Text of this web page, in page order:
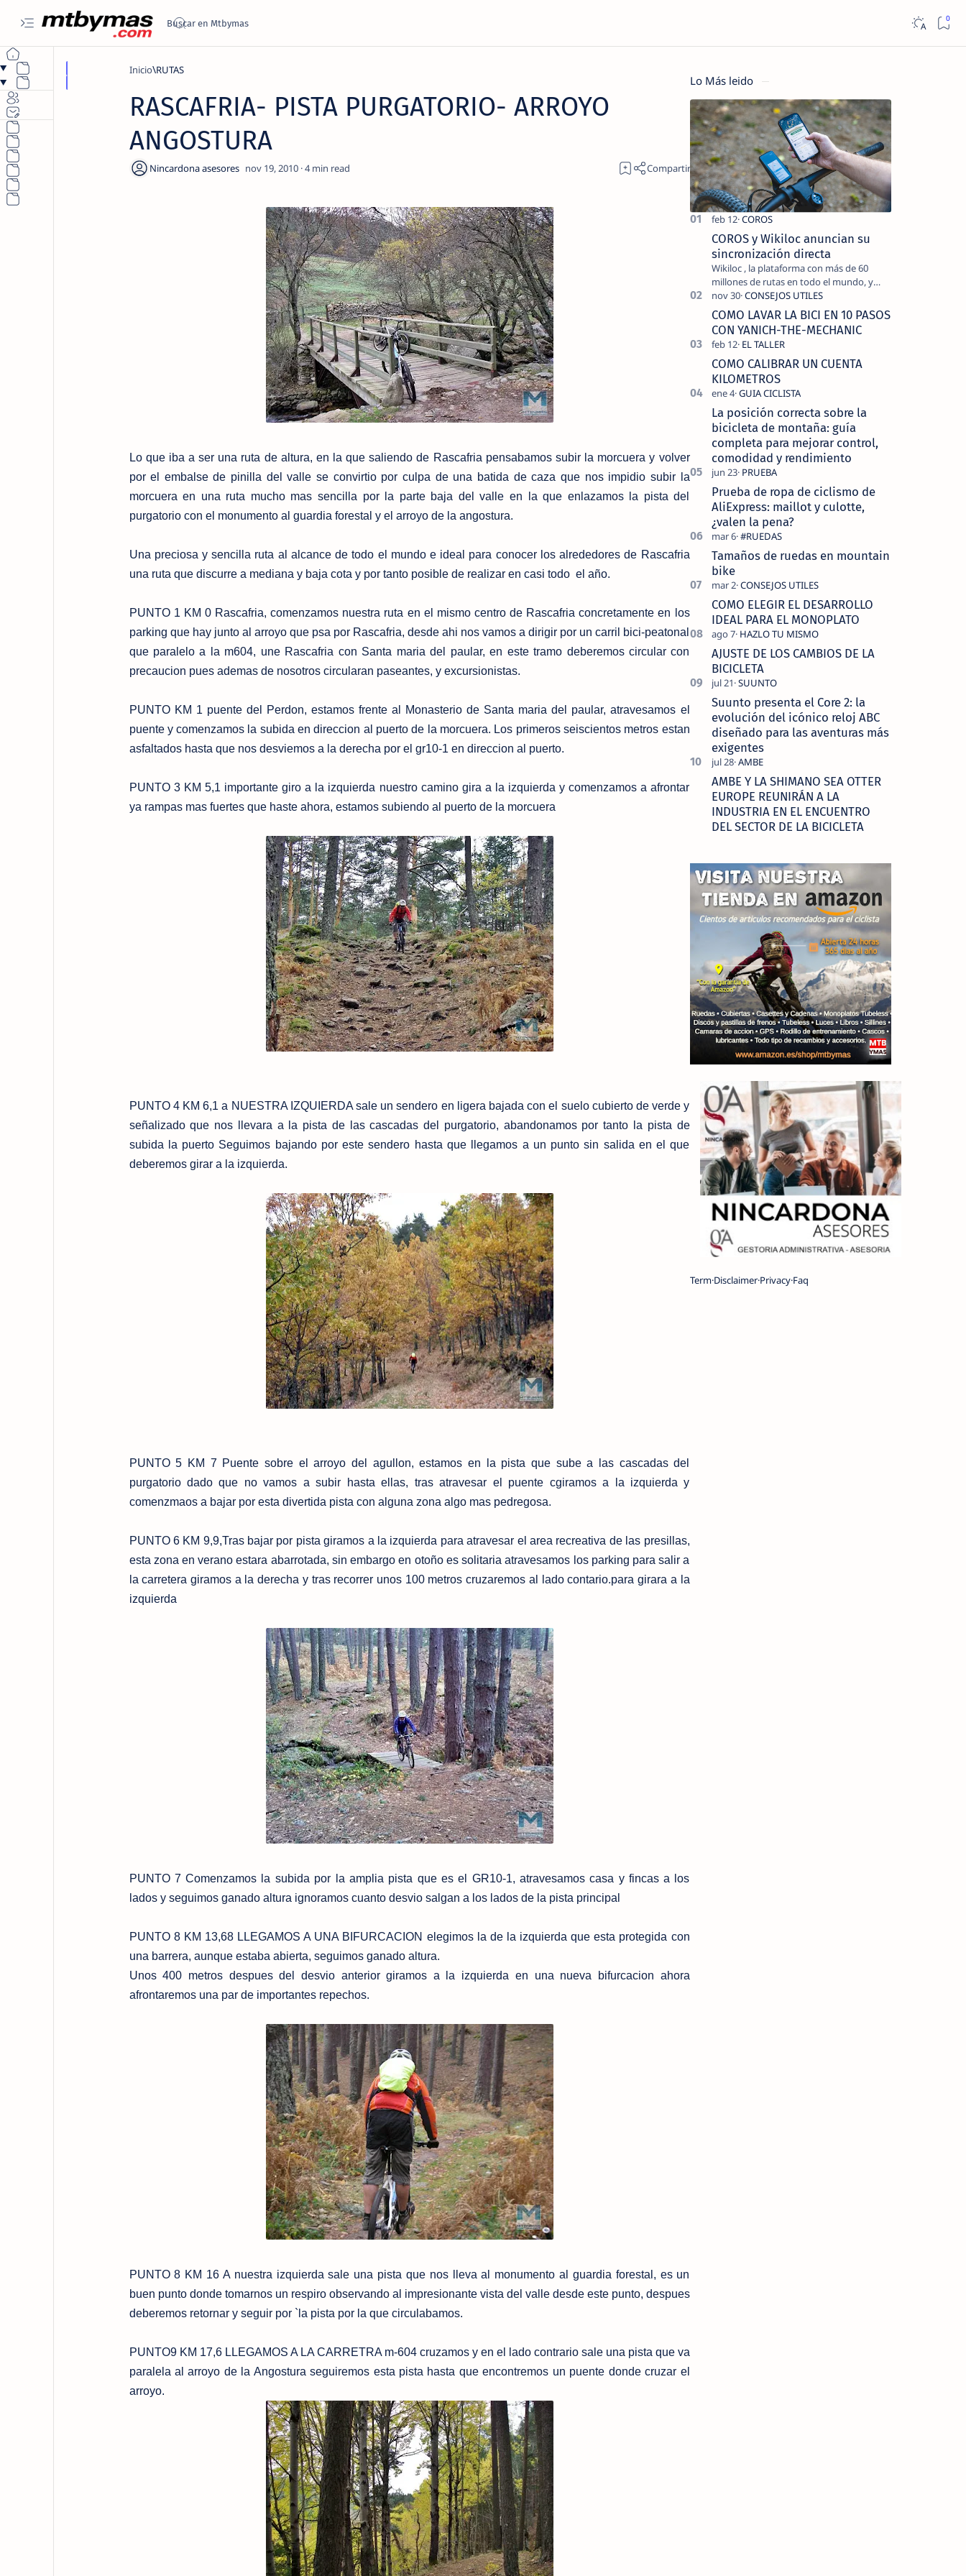
Inicio RUTAS
RASCAFRIA- PISTA PURGATORIO- ARROYO
ANGOSTURA
4
Lo que iba a ser una ruta de altura, en la que saliendo de Rascafria pensabamos subir la morcuera y volver
por el embalse de pinilla del valle se convirtio por culpa de una batida de caza que nos impidio subir la
morcuera en una ruta mucho mas sencilla por la parte baja del valle en la que enlazamos la pista del
purgatorio con el monumento al guardia forestal y el arroyo de la angostura.
Una preciosa y sencilla ruta al alcance de todo el mundo e ideal para conocer los alrededores de Rascafria
una ruta que discurre a mediana y baja cota y por tanto posible de realizar en casi todo el año.
PUNTO 1 KM 0 Rascafria, comenzamos nuestra ruta en el mismo centro de Rascafria concretamente en los
parking que hay junto al arroyo que psa por Rascafria, desde ahi nos vamos a dirigir por un carril bici-peatonal
que paralelo a la m604, une Rascafria con Santa maria del paular, en este tramo deberemos circular con
precaucion pues ademas de nosotros circularan paseantes, y excursionistas.
PUNTO KM 1 puente del Perdon, estamos frente al Monasterio de Santa maria del paular, atravesamos el
puente y comenzamos la subida en direccion al puerto de la morcuera. Los primeros seiscientos metros estan
asfaltados hasta que nos desviemos a la derecha por el gr10-1 en direccion al puerto.
PUNTO 3 KM 5,1 importante giro a la izquierda nuestro camino gira a la izquierda y comenzamos a afrontar
ya rampas mas fuertes que haste ahora, estamos subiendo al puerto de la morcuera
PUNTO 4 KM 6,1 a NUESTRA IZQUIERDA sale un sendero en ligera bajada con el suelo cubierto de verde y
señalizado que nos llevara a la pista de las cascadas del purgatorio, abandonamos por tanto la pista de
subida la puerto Seguimos bajando por este sendero hasta que llegamos a un punto sin salida en el que
deberemos girar a la izquierda.
PUNTO 5 KM 7 Puente sobre el arroyo del agullon, estamos en la pista que sube a las cascadas del
purgatorio dado que no vamos a subir hasta ellas, tras atravesar el puente cgiramos a la izquierda y
comenzmaos a bajar por esta divertida pista con alguna zona algo mas pedregosa.
PUNTO 6 KM 9,9,Tras bajar por pista giramos a la izquierda para atravesar el area recreativa de las presillas,
esta zona en verano estara abarrotada, sin embargo en otoño es solitaria atravesamos los parking para salir a
la carretera giramos a la derecha y tras recorrer unos 100 metros cruzaremos al lado contario.para girara a la
izquierda
PUNTO 7 Comenzamos la subida por la amplia pista que es el GR10-1, atravesamos casa y fincas a los
lados y seguimos ganado altura ignoramos cuanto desvio salgan a los lados de la pista principal
PUNTO 8 KM 13,68 LLEGAMOS A UNA BIFURCACION elegimos la de la izquierda que esta protegida con
una barrera, aunque estaba abierta, seguimos ganado altura.
Unos 400 metros despues del desvio anterior giramos a la izquierda en una nueva bifurcacion ahora
afrontaremos una par de importantes repechos.
PUNTO 8 KM 16 A nuestra izquierda sale una pista que nos lleva al monumento al guardia forestal, es un
buen punto donde tomarnos un respiro observando al impresionante vista del valle desde este punto, despues
deberemos retornar y seguir por `la pista por la que circulabamos.
PUNTO9 KM 17,6 LLEGAMOS A LA CARRETRA m-604 cruzamos y en el lado contrario sale una pista que va
paralela al arroyo de la Angostura seguiremos esta pista hasta que encontremos un puente donde cruzar el
arroyo.
Lo Más leido
COROS y Wikiloc anuncian su
sincronización directa
Wikiloc , la plataforma con más de 60
millones de rutas en todo el mundo, y
COROS , marca de dispositivos GPS
reconocida mundialmente por su
tecnolo…
COMO LAVAR LA BICI EN 10 PASOS
CON YANICH-THE-MECHANIC
COMO CALIBRAR UN CUENTA
KILOMETROS
La posición correcta sobre la
bicicleta de montaña: guía
completa para mejorar control,
comodidad y rendimiento
Prueba de ropa de ciclismo de
AliExpress: maillot y culotte,
¿valen la pena?
Tamaños de ruedas en mountain
bike
COMO ELEGIR EL DESARROLLO
IDEAL PARA EL MONOPLATO
AJUSTE DE LOS CAMBIOS DE LA
BICICLETA
Suunto presenta el Core 2: la
evolución del icónico reloj ABC
diseñado para las aventuras más
exigentes
AMBE Y LA SHIMANO SEA OTTER
EUROPE REUNIRÁN A LA
INDUSTRIA EN EL ENCUENTRO
DEL SECTOR DE LA BICICLETA
TermDisclaimerPrivacyFaq